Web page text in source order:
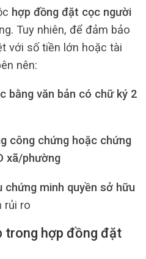
hợp đồng đặt cọc người
Tuy nhiên, để đảm bảo
với số tiền lớn hoặc tài
nên:
bằng văn bản có chữ ký 2
công chứng hoặc chứng
xã/phường
chứng minh quyền sở hữu
rủi ro
trong hợp đồng đặt